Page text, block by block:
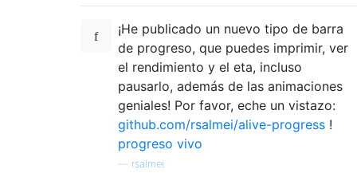
¡He publicado un nuevo tipo de barra
de progreso, que puedes imprimir, ver
el rendimiento y el eta, incluso
pausarlo, además de las animaciones
geniales! Por favor, eche un vistazo:
github.com/rsalmei/alive-progress !
progreso vivo
rsalmei